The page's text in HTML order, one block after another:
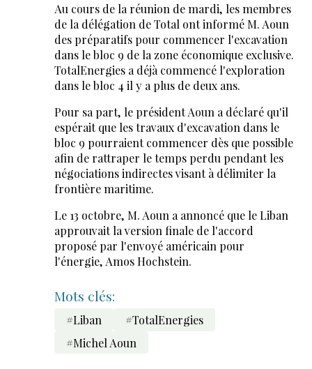
Au cours de la réunion de mardi, les membres
de la délégation de Total ont informé M. Aoun
des préparatifs pour commencer l'excavation
dans le bloc 9 de la zone économique exclusive.
TotalEnergies a déjà commencé l'exploration
dans le bloc 4 il y a plus de deux ans.
Pour sa part, le président Aoun a déclaré qu'il
espérait que les travaux d'excavation dans le
bloc 9 pourraient commencer dès que possible
afin de rattraper le temps perdu pendant les
négociations indirectes visant à délimiter la
frontière maritime.
Le 13 octobre, M. Aoun a annoncé que le Liban
approuvait la version finale de l'accord
proposé par l'envoyé américain pour
l'énergie, Amos Hochstein.
Mots clés:
#Liban
#TotalEnergies
#Michel Aoun